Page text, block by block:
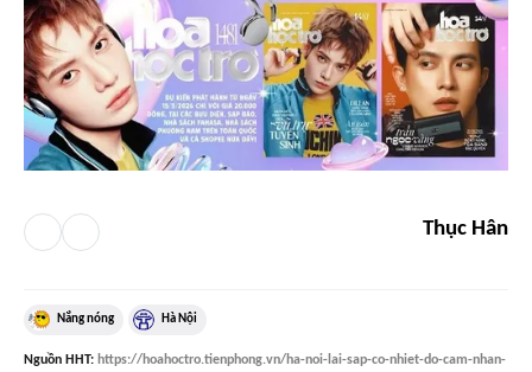
Thục Hân
Nắng nóng Hà Nội
Nguồn HHT: https://hoahoctro.tienphong.vn/ha-noi-lai-sap-co-nhiet-do-cam-nhan-